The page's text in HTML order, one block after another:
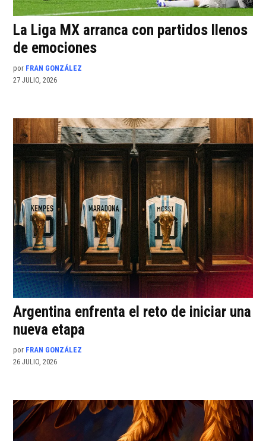
La Liga MX arranca con partidos llenos
de emociones
por FRAN GONZÁLEZ
27 JULIO, 2026
Argentina enfrenta el reto de iniciar una
nueva etapa
por FRAN GONZÁLEZ
26 JULIO, 2026